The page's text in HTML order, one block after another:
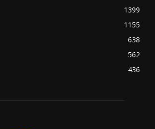
1399
1155
638
562
436